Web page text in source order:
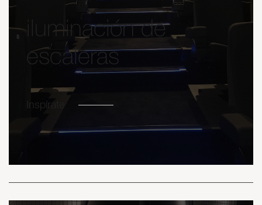
iluminación de
escaleras
Inspírate